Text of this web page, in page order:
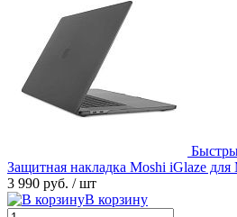
Защитная накладка Moshi iGlaze
3 990 руб. / шт
В корзину